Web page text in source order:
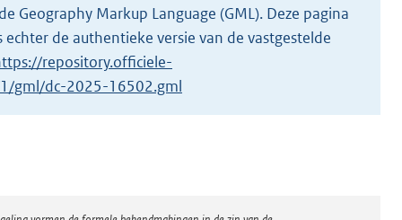
g
r
o
o
Markup Language (GML). Deze pagina
de authentieke versie van de vastgestelde
repository.officiele-
gml/dc-2025-16502.gml